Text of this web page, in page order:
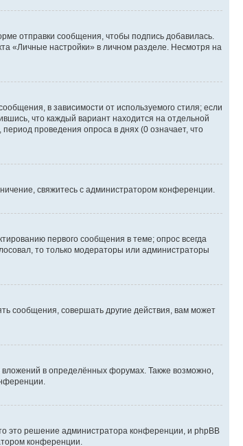
отправки сообщения, чтобы подпись добавилась.
«Личные настройки» в личном разделе. Несмотря на
в зависимости от используемого стиля; если
что каждый вариант находится на отдельной
проведения опроса в днях (0 означает, что
свяжитесь с администратором конференции.
первого сообщения в теме; опрос всегда
то только модераторы или администраторы
сообщения, совершать другие действия, вам может
в определённых форумах. Также возможно,
это решение администратора конференции, и phpBB
конференции.